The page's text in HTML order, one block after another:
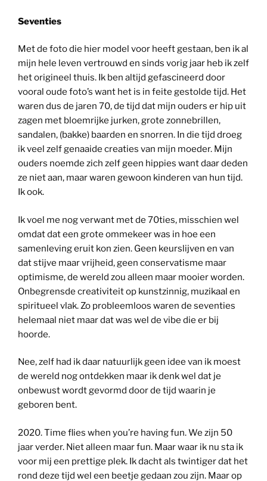
Seventies
Met de foto die hier model voor heeft gestaan, ben ik al
mijn hele leven vertrouwd en sinds vorig jaar heb ik zelf
het origineel thuis. Ik ben altijd gefascineerd door
vooral oude foto’s want het is in feite gestolde tijd. Het
waren dus de jaren 70, de tijd dat mijn ouders er hip uit
zagen met bloemrijke jurken, grote zonnebrillen,
sandalen, (bakke) baarden en snorren. In die tijd droeg
ik veel zelf genaaide creaties van mijn moeder. Mijn
ouders noemde zich zelf geen hippies want daar deden
ze niet aan, maar waren gewoon kinderen van hun tijd.
Ik ook.
Ik voel me nog verwant met de 70ties, misschien wel
omdat dat een grote ommekeer was in hoe een
samenleving eruit kon zien. Geen keurslijven en van
dat stijve maar vrijheid, geen conservatisme maar
optimisme, de wereld zou alleen maar mooier worden.
Onbegrensde creativiteit op kunstzinnig, muzikaal en
spiritueel vlak. Zo probleemloos waren de seventies
helemaal niet maar dat was wel de vibe die er bij
hoorde.
Nee, zelf had ik daar natuurlijk geen idee van ik moest
de wereld nog ontdekken maar ik denk wel dat je
onbewust wordt gevormd door de tijd waarin je
geboren bent.
2020. Time flies when you’re having fun. We zijn 50
jaar verder. Niet alleen maar fun. Maar waar ik nu sta ik
voor mij een prettige plek. Ik dacht als twintiger dat het
rond deze tijd wel een beetje gedaan zou zijn. Maar op